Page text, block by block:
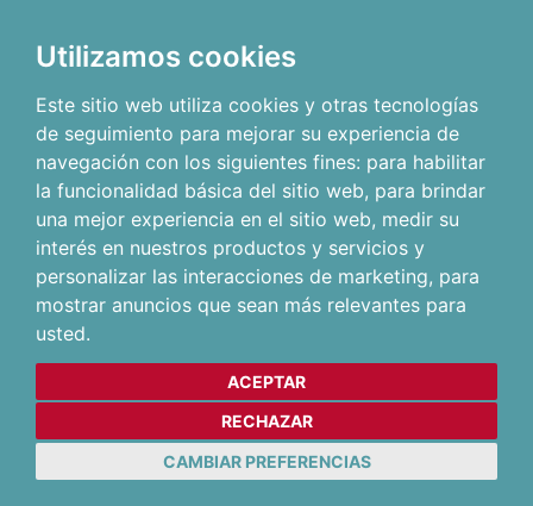
Utilizamos cookies
Este sitio web utiliza cookies y otras tecnologías
de seguimiento para mejorar su experiencia de
navegación con los siguientes fines: para habilitar
la funcionalidad básica del sitio web, para brindar
una mejor experiencia en el sitio web, medir su
interés en nuestros productos y servicios y
personalizar las interacciones de marketing, para
mostrar anuncios que sean más relevantes para
usted.
ACEPTAR
RECHAZAR
CAMBIAR PREFERENCIAS